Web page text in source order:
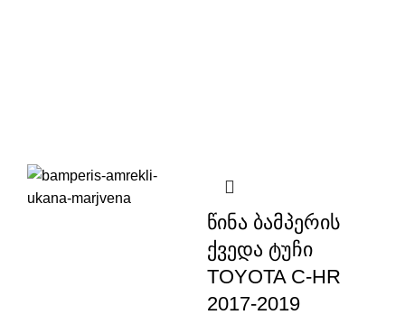
წინა ბამპერის
ქვედა ტუჩი
TOYOTA C-HR
2017-2019